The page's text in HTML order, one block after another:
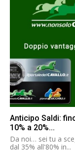
Anticipo Saldi:
10% a 20%...
Da noi… sei tu a
dal 35% all'80% in...